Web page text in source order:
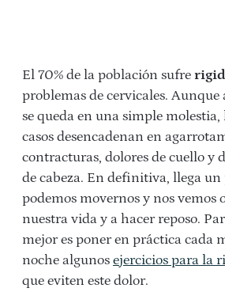
El 70% de la población sufre
problemas de cervicales. Aunque
se queda en una simple
casos desencadenan en
contracturas, dolores de cuello y
de cabeza. En definitiva, llega un
podemos movernos y nos vemos
nuestra vida y a hacer reposo.
mejor es poner en práctica cada
noche algunos ejercicios para la
que eviten este dolor.